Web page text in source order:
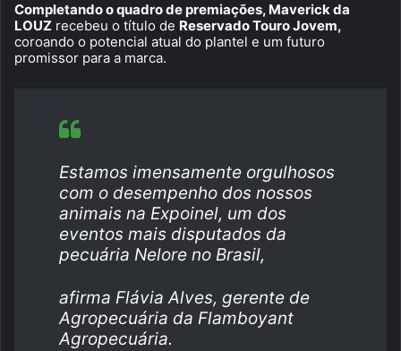
Completando o quadro de premiações, Maverick da
LOUZ recebeu o título de Reservado Touro Jovem,
coroando o potencial atual do plantel e um futuro
promissor para a marca.
Estamos imensamente orgulhosos
com o desempenho dos nossos
animais na Expoinel, um dos
eventos mais disputados da
pecuária Nelore no Brasil,
afirma Flávia Alves, gerente de
Agropecuária da Flamboyant
Agropecuária.